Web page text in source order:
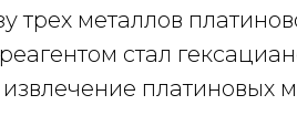
трех металлов
стал
платиновых